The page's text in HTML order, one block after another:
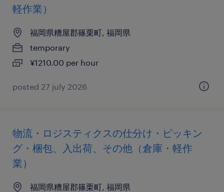
軽作業）
福岡県糟屋郡篠栗町, 福岡県
temporary
¥1210.00 per hour
posted 27 july 2026
物流・ロジスティクスの仕分け・ピッキン
グ・梱包、入出荷、その他（倉庫・軽作
業）
福岡県糟屋郡篠栗町, 福岡県